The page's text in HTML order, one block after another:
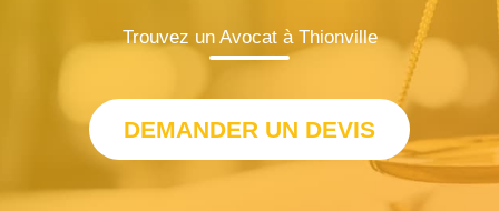
Trouvez un Avocat à Thionville
DEMANDER UN DEVIS